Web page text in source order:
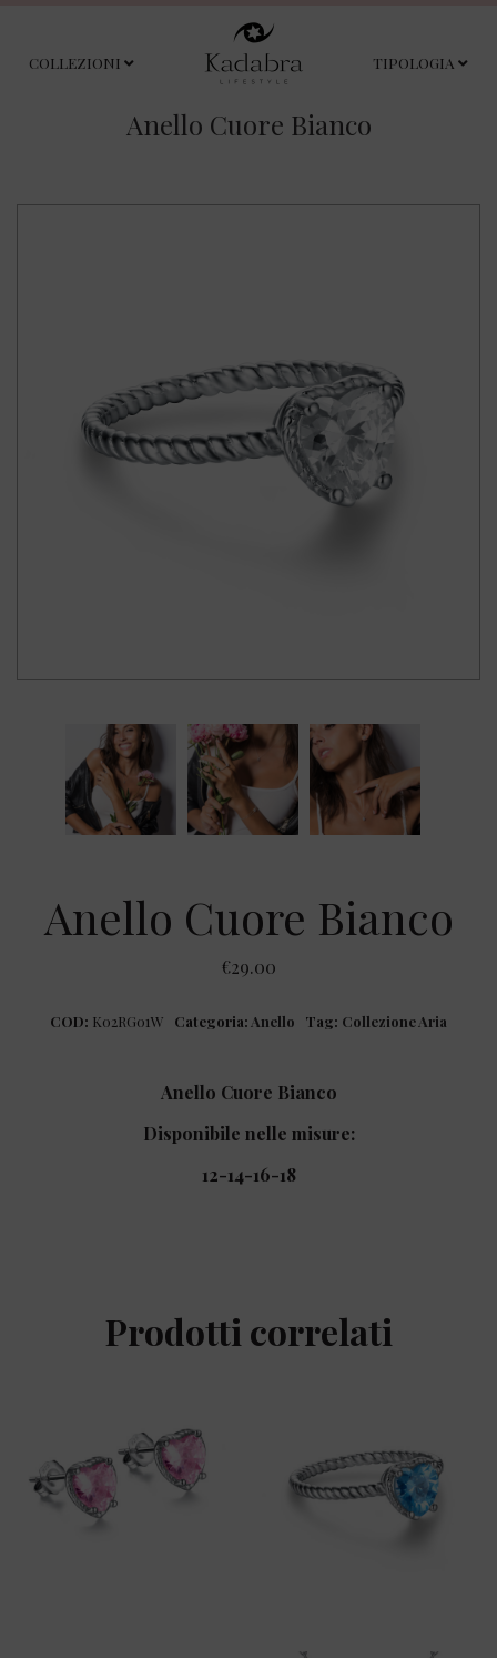
COLLEZIONI TIPOLOGIA
Anello Cuore Bianco
Anello Cuore Bianco
€29.00
COD: K02RG01W Categoria: Anello Tag: Collezione Aria
Anello Cuore Bianco
Disponibile nelle misure:
12-14-16-18
Prodotti correlati